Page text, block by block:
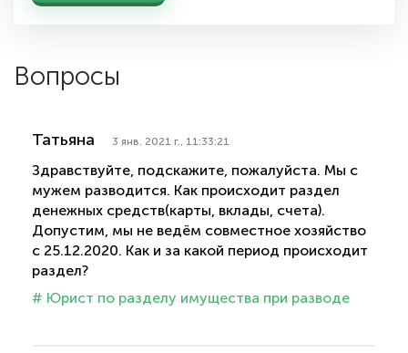
Вопросы
Татьяна 3 янв. 2021 г., 11:33:21
Здравствуйте, подскажите, пожалуйста. Мы с
мужем разводится. Как происходит раздел
денежных средств(карты, вклады, счета).
Допустим, мы не ведём совместное хозяйство
с 25.12.2020. Как и за какой период происходит
раздел?
# Юрист по разделу имущества при разводе